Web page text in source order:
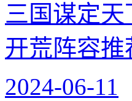
三国谋定
开荒阵容推
2024-06-11